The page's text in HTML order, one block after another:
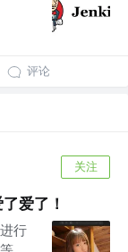
评论
关注
爱了！
行